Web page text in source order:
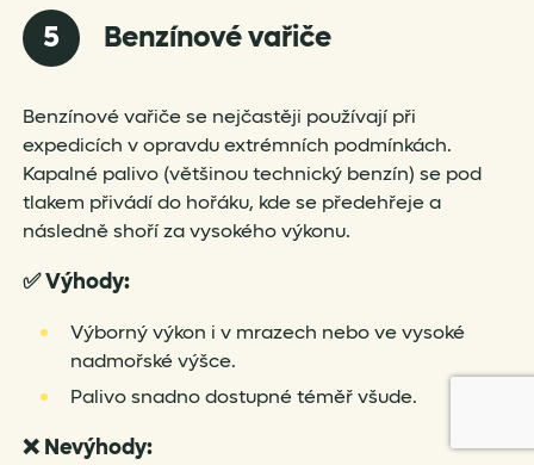
5 Benzínové vařiče
Benzínové vařiče se nejčastěji používají při
expedicích v opravdu extrémních podmínkách.
Kapalné palivo (většinou technický benzín) se pod
tlakem přivádí do hořáku, kde se předehřeje a
následně shoří za vysokého výkonu.
✅Výhody:
Výborný výkon i v mrazech nebo ve vysoké
nadmořské výšce.
Palivo snadno dostupné téměř všude.
❌ Nevýhody: